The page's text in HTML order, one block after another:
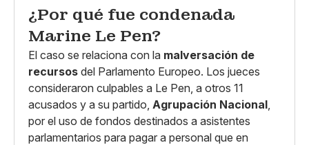
¿Por qué fue condenada
Marine Le Pen?
El caso se relaciona con la malversación de
recursos del Parlamento Europeo. Los jueces
consideraron culpables a Le Pen, a otros 11
acusados y a su partido, Agrupación Nacional
por el uso de fondos destinados a asistentes
parlamentarios para pagar a personal que en